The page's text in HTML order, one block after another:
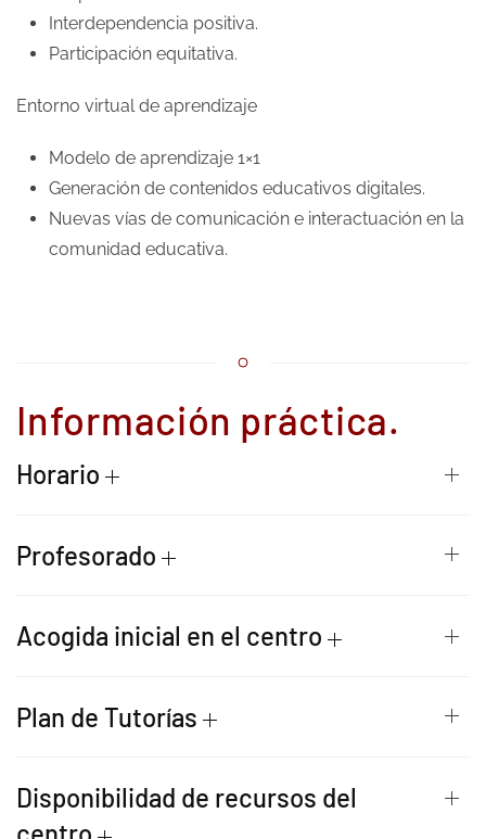
Interdependencia positiva.
Participación equitativa.
Entorno virtual de aprendizaje
Modelo de aprendizaje 1×1
Generación de contenidos educativos digitales.
Nuevas vías de comunicación e interactuación en la
comunidad educativa.
Información práctica.
Horario
Profesorado
Acogida inicial en el centro
Plan de Tutorías
Disponibilidad de recursos del